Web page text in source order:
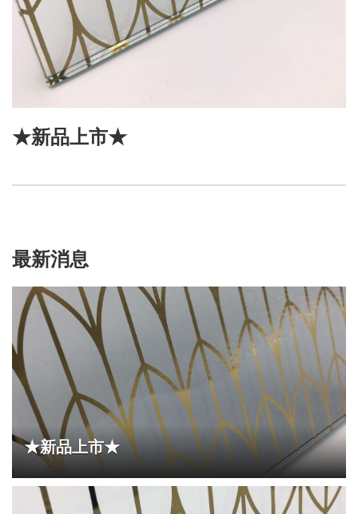
★新品上市★
最新消息
★新品上市★